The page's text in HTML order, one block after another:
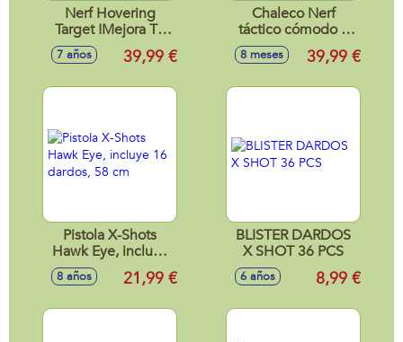
Nerf Hovering
Target !Mejora Tu
Punteria Y
Demuestra Tu
7 años 39,99 €
Chaleco Nerf
táctico cómodo y
ligero con
numerosos lugares
8 meses 39,99 €
Pistola X-Shots
Hawk Eye, incluye
16 dardos, 58 cm
8 años 21,99 €
BLISTER DARDOS
X SHOT 36 PCS
6 años 8,99 €